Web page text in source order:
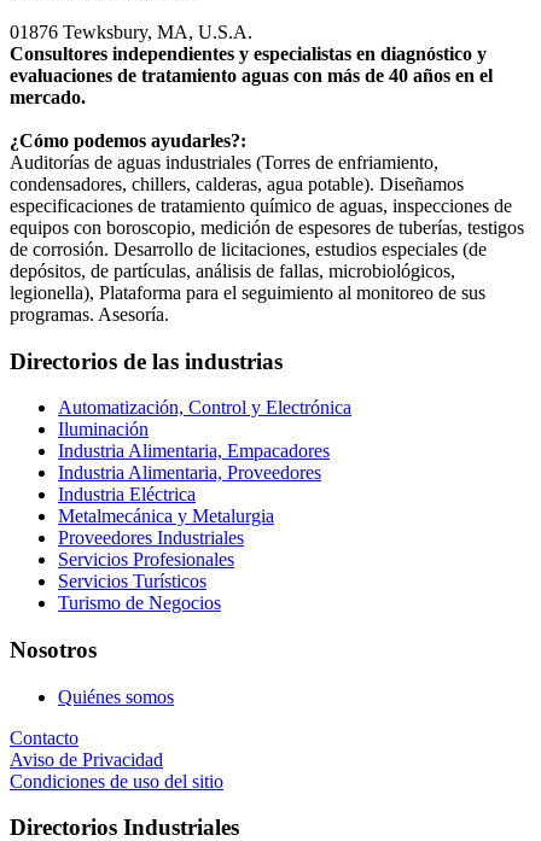
01876 Tewksbury, MA, U.S.A.
Consultores independientes y especialistas en diagnóstico y
evaluaciones de tratamiento aguas con más de 40 años en el
mercado.
¿Cómo podemos ayudarles?:
Auditorías de aguas industriales (Torres de enfriamiento,
condensadores, chillers, calderas, agua potable). Diseñamos
especificaciones de tratamiento químico de aguas, inspecciones de
equipos con boroscopio, medición de espesores de tuberías, testigos
de corrosión. Desarrollo de licitaciones, estudios especiales (de
depósitos, de partículas, análisis de fallas, microbiológicos,
legionella), Plataforma para el seguimiento al monitoreo de sus
programas. Asesoría.
Directorios de las industrias
Automatización, Control y Electrónica
Iluminación
Industria Alimentaria, Empacadores
Industria Alimentaria, Proveedores
Industria Eléctrica
Metalmecánica y Metalurgia
Proveedores Industriales
Servicios Profesionales
Servicios Turísticos
Turismo de Negocios
Nosotros
Quiénes somos
Contacto
Aviso de Privacidad
Condiciones de uso del sitio
Directorios Industriales